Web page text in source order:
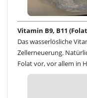
Vitamin B9, B11
Das wasserlösliche
Zellerneuerung.
Folat vor, vor allem in